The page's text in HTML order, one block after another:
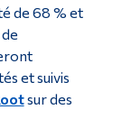
de 68 % et
et suivis
sur des